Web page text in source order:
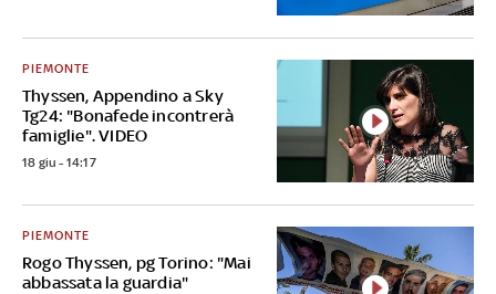
Thyssen, Appendino a Sky
Tg24: "Bonafede incontrerà
famiglie". VIDEO
PIEMONTE
18 giu - 14:17
Rogo Thyssen, pg Torino: "Mai
abbassata la guardia"
PIEMONTE